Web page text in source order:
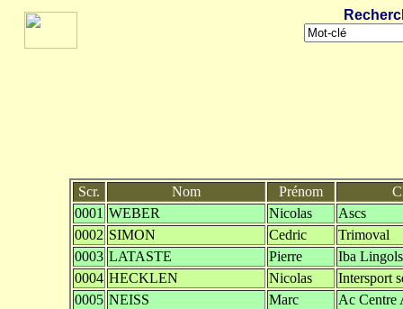
Scr. Nom Prénom
0001 WEBER Nicolas
Ascs
0002 SIMON Cedric
Trimoval
0003 LATASTE Pierre
Iba
0004 HECKLEN Nicolas
Intersport
0005 NEISS Marc
Ac Centre